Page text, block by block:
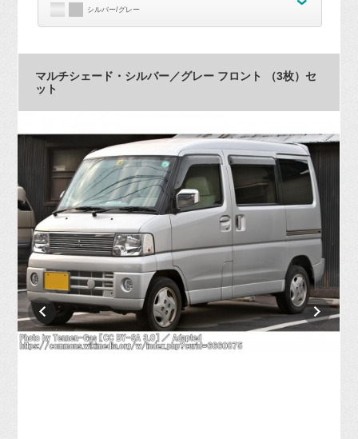
シルバー/グレー
マルチシェード・シルバー／グレー フロント （3枚）セ
ット